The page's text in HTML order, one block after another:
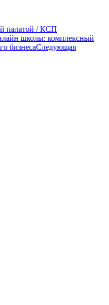
палатой / КСП
школы: комплексный
бизнесаСледующая